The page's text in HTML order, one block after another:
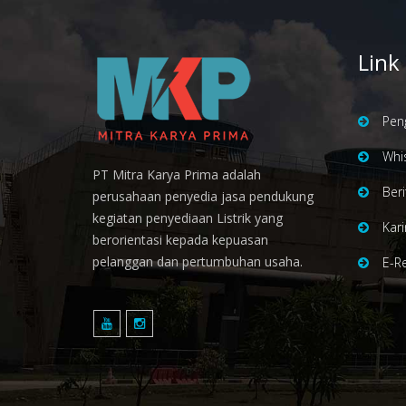
PT Mitra Karya Prima adalah
perusahaan penyedia jasa pendukung
kegiatan penyediaan Listrik yang
berorientasi kepada kepuasan
pelanggan dan pertumbuhan usaha.
E-